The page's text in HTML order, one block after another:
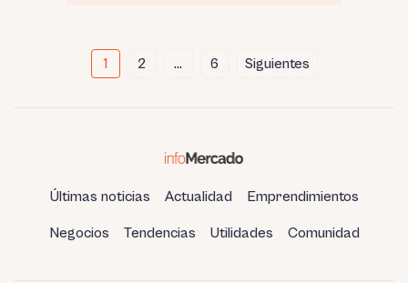
1 2 … 6 Siguientes
Últimas noticias Actualidad Emprendimientos
Negocios Tendencias Utilidades Comunidad